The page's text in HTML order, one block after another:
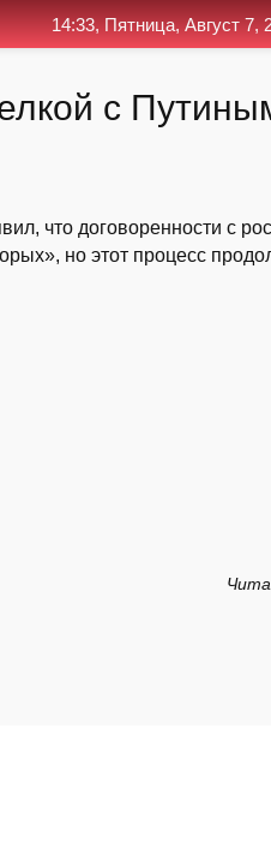
с
что договоренности с
но этот процесс
14:33, Пятница, Август 7,